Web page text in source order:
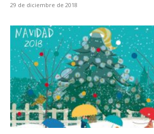
29 de diciembre de 2018